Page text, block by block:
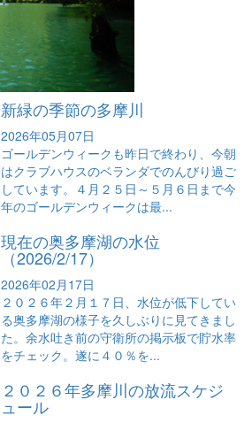
新緑の季節の多摩川
2026年05月07日
ゴールデンウィークも昨日で終わり、今朝
はクラブハウスのベランダでのんびり過ご
しています。４月２５日～５月６日まで今
年のゴールデンウィークは最...
現在の奥多摩湖の水位
（2026/2/17）
2026年02月17日
２０２６年２月１７日、水位が低下してい
る奥多摩湖の様子を久しぶりに見てきまし
た。余水吐き前の守衛所の掲示板で貯水率
をチェック。遂に４０％を...
２０２６年多摩川の放流スケジ
ュール